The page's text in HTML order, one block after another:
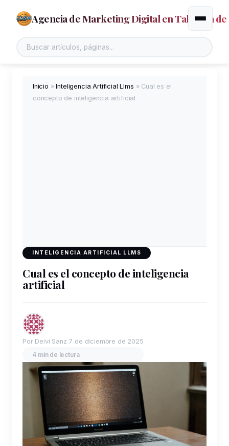
Agencia de Marketing Digital en Talavera de
Alternar
Inicio »Inteligencia Artificial Llms » Cual es el
concepto de inteligencia artificial
INTELIGENCIA ARTIFICIAL LLMS
Cual es el concepto de inteligencia
artificial
Por Deivi Sanz 7 de diciembre de 2025
4 min de lectura